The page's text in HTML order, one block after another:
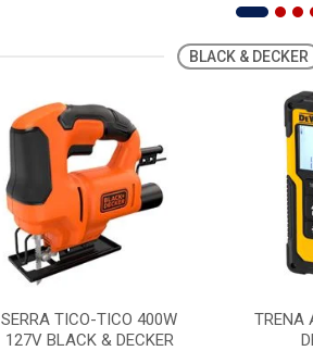
BLACK & DECKER
SERRA TICO-TICO 400W
127V BLACK & DECKER
TRENA